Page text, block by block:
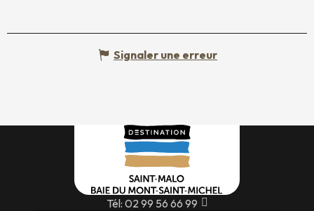
Signaler une erreur
Tél: 02 99 56 66 99